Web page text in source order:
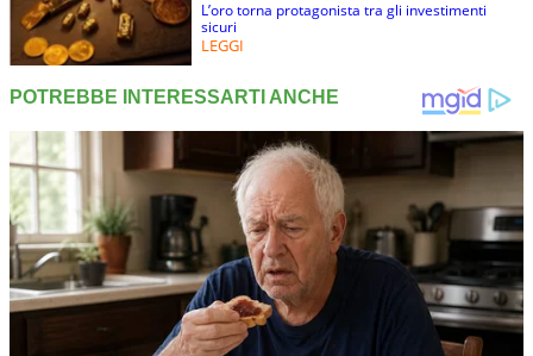
L’oro torna protagonista tra gli investimenti
sicuri
LEGGI